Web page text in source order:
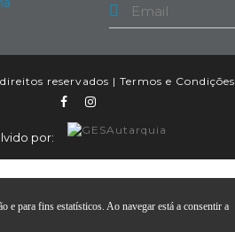
reservados | Termos e Condições
por:
e para fins estatísticos. Ao navegar está a consentir a